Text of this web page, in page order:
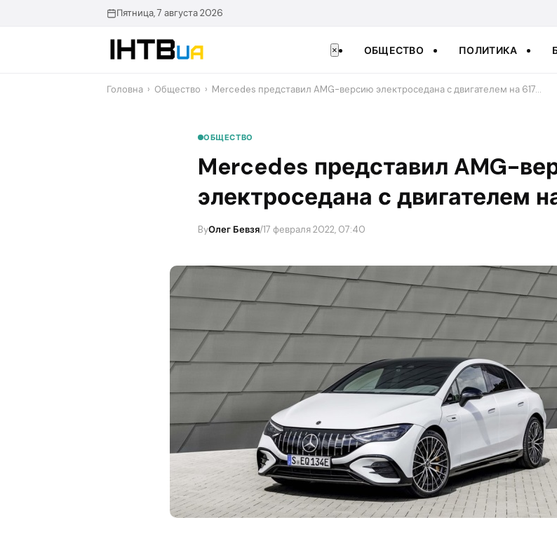
Пятница, 7 августа 2026
× ОБЩЕСТВО ПОЛИТИКА
Головна › Общество › Mercedes представил AMG-версию электроседана с двигателем на 617…
ОБЩЕСТВО
Mercedes представил AMG-
электроседана с двигателем
ByОлег Бевзя/17 февраля 2022, 07:40